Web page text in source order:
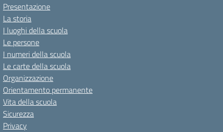
Presentazione
La storia
I luoghi della scuola
Le persone
I numeri della scuola
Le carte della scuola
Organizzazione
Orientamento permanente
Vita della scuola
Sicurezza
Privacy